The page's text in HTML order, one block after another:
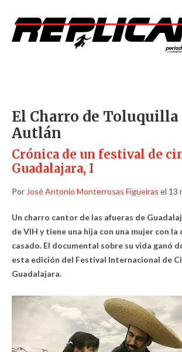
El Charro de Toluquilla
Autlán
Crónica de un festival de
Guadalajara, I
Por José Antonio Monterrosas Figueiras el 13
Un charro cantor de las afueras de
de VIH y tiene una hija con una mujer con la
casado. El documental sobre su vida ganó
esta edición del Festival Internacional de
Guadalajara.